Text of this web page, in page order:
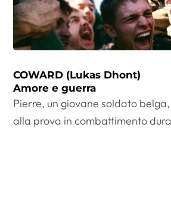
COWARD (Lukas Dhont)
Amore e guerra
Pierre, un giovane soldato
alla prova in combattimento